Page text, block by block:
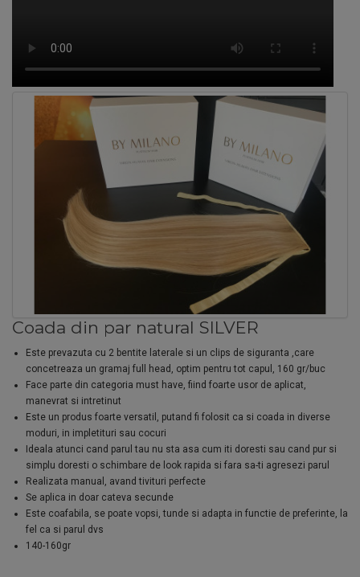
Coada din par natural SILVER
Este prevazuta cu 2 bentite laterale si un clips de siguranta ,care
concetreaza un gramaj full head, optim pentru tot capul, 160 gr/buc
Face parte din categoria must have, fiind foarte usor de aplicat,
manevrat si intretinut
Este un produs foarte versatil, putand fi folosit ca si coada in diverse
moduri, in impletituri sau cocuri
Ideala atunci cand parul tau nu sta asa cum iti doresti sau cand pur si
simplu doresti o schimbare de look rapida si fara sa-ti agresezi parul
Realizata manual, avand tivituri perfecte
Se aplica in doar cateva secunde
Este coafabila, se poate vopsi, tunde si adapta in functie de preferinte, la
fel ca si parul dvs
140-160gr